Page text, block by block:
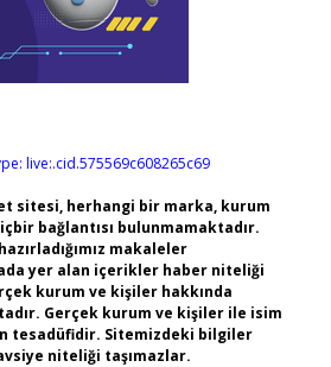
live:.cid.575569c608265c69
sitesi, herhangi bir marka, kurum
bağlantısı bulunmamaktadır.
makaleler
yer alan içerikler haber niteliği
kurum ve kişiler hakkında
Gerçek kurum ve kişiler ile isim
tesadüfidir. Sitemizdeki bilgiler
niteliği taşımazlar.